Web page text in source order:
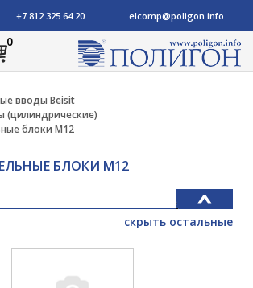
+7 812 325 64 20 elcomp@poligon.info
0
вводы Beisit
(цилиндрические)
блоки M12
БЛОКИ M12
скрыть остальные